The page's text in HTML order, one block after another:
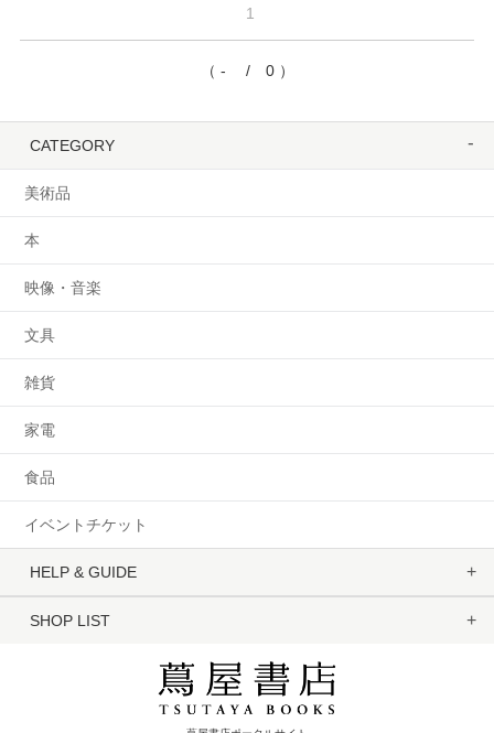
1
（ - / 0 ）
CATEGORY
美術品
本
映像・音楽
文具
雑貨
家電
食品
イベントチケット
HELP & GUIDE
SHOP LIST